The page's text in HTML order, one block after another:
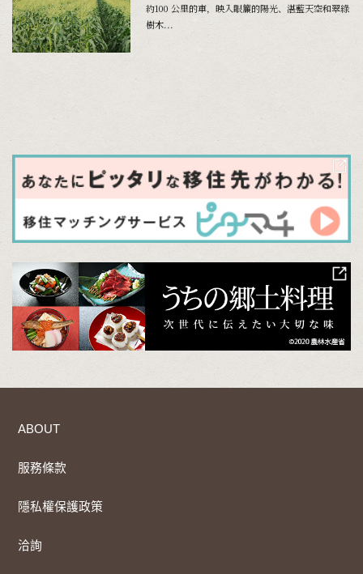
約100 公里的車，映入眼簾的陽光、湛藍天空和翠綠
樹木...
ABOUT
服務條款
隱私權保護政策
洽詢